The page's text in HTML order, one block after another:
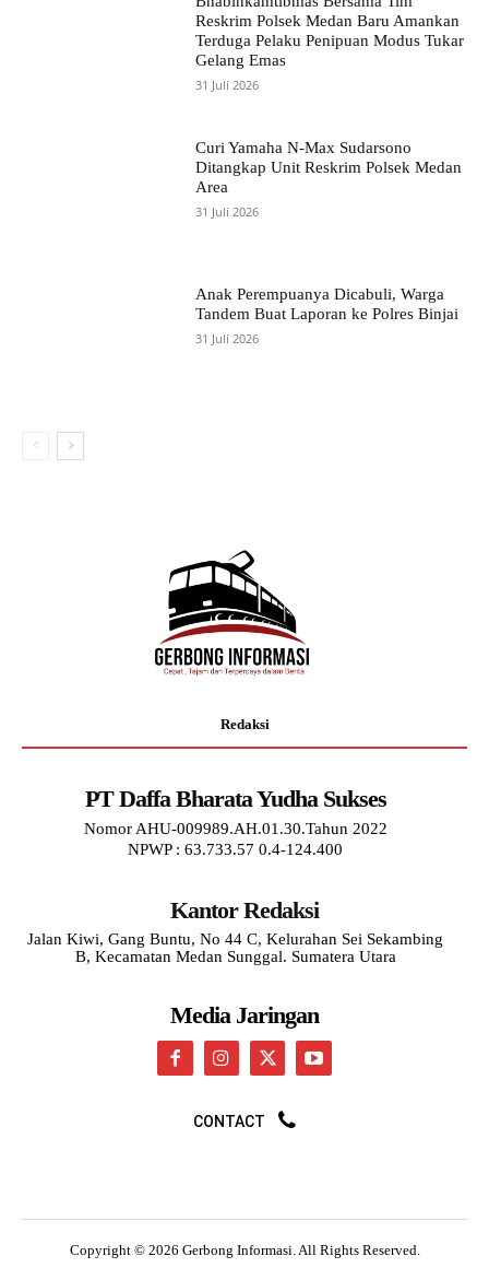
Reskrim Polsek Medan Baru Amankan
Terduga Pelaku Penipuan Modus Tukar
Gelang Emas
31 Juli 2026
Curi Yamaha N-Max Sudarsono
Ditangkap Unit Reskrim Polsek Medan
Area
31 Juli 2026
Anak Perempuanya Dicabuli, Warga
Tandem Buat Laporan ke Polres Binjai
31 Juli 2026
Redaksi
PT Daffa Bharata Yudha Sukses
Nomor AHU-009989.AH.01.30.Tahun 2022
NPWP : 63.733.57 0.4-124.400
Kantor Redaksi
Jalan Kiwi, Gang Buntu, No 44 C, Kelurahan Sei Sekambing
B, Kecamatan Medan Sunggal. Sumatera Utara
Media Jaringan
CONTACT
Copyright © 2026 Gerbong Informasi. All Rights Reserved.